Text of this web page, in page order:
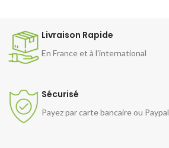
Livraison Rapide
En France et à l'international
Sécurisé
Payez par carte bancaire ou Paypal